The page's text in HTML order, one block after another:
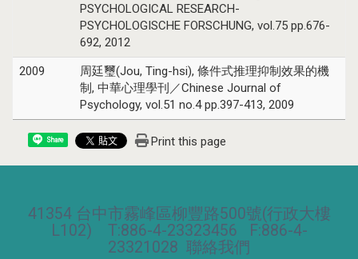
PSYCHOLOGICAL RESEARCH-
PSYCHOLOGISCHE FORSCHUNG, vol.75 pp.676-
692, 2012
2009
周廷璽(Jou, Ting-hsi), 條件式推理抑制效果的機
制, 中華心理學刊／Chinese Journal of
Psychology, vol.51 no.4 pp.397-413, 2009
Share Print this page
41354 台中市霧峰區柳豐路500號(行政大樓
L102) T:886-4-23323456 F:886-4-
23321028 聯絡我們